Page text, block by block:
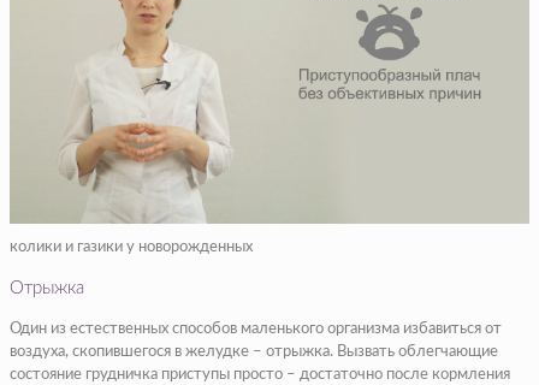
колики и газики у новорожденных
Отрыжка
Один из естественных способов маленького организма избавиться от
воздуха, скопившегося в желудке – отрыжка. Вызвать облегчающие
состояние грудничка приступы просто – достаточно после кормления